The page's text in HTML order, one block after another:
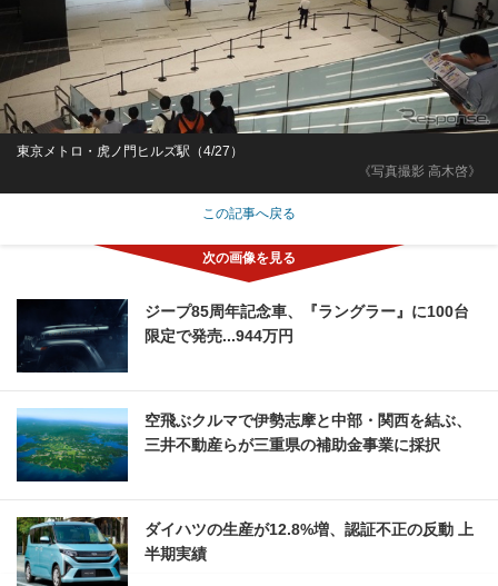
《写真撮影 高木啓》
東京メトロ・虎ノ門ヒルズ駅（4/27）
この記事へ戻る
ジープ85周年記念車、『ラングラー』に100台
限定で発売...944万円
空飛ぶクルマで伊勢志摩と中部・関西を結ぶ、
三井不動産らが三重県の補助金事業に採択
ダイハツの生産が12.8%増、認証不正の反動 上
半期実績